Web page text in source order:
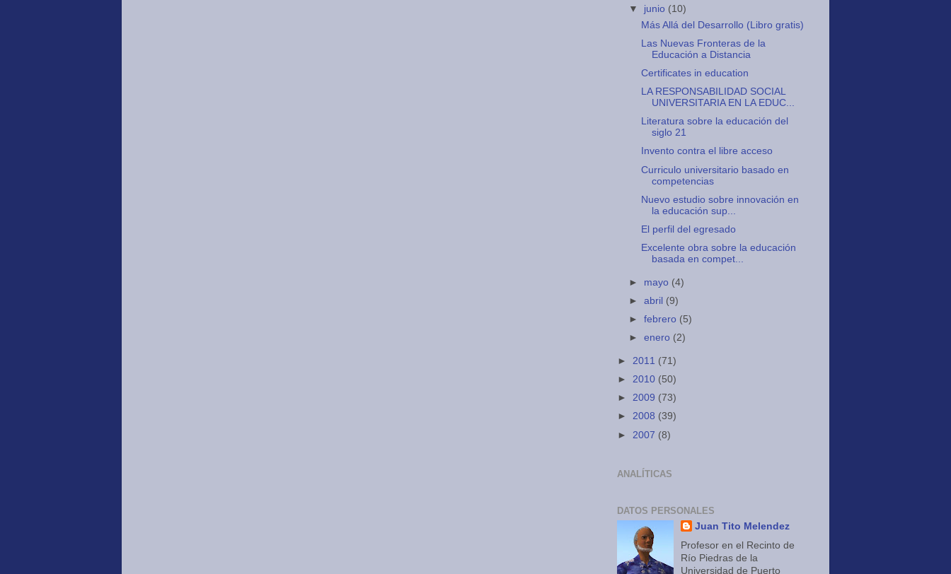
▼ junio (10)
Más Allá del Desarrollo (Libro gratis)
Las Nuevas Fronteras de la
Educación a Distancia
Certificates in education
LA RESPONSABILIDAD SOCIAL
UNIVERSITARIA EN LA EDUC...
Literatura sobre la educación del
siglo 21
Invento contra el libre acceso
Curriculo universitario basado en
competencias
Nuevo estudio sobre innovación en
la educación sup...
El perfil del egresado
Excelente obra sobre la educación
basada en compet...
► mayo (4)
►abril (9)
►febrero (5)
►enero (2)
► 2011 (71)
► 2010 (50)
► 2009 (73)
► 2008 (39)
► 2007 (8)
ANALÍTICAS
DATOS PERSONALES
Juan Tito Melendez
Profesor en el Recinto de
Río Piedras de la
Universidad de Puerto